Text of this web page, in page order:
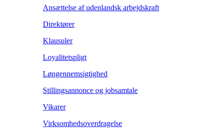
Ansættelse af udenlandsk arbejdskraft
Direktører
Klausuler
Loyalitetspligt
Løngennemsigtighed
Stillingsannonce og jobsamtale
Vikarer
Virksomhedsoverdragelse